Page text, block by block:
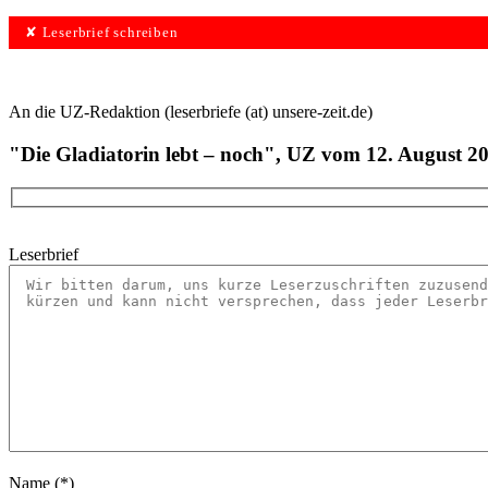
✘ Leserbrief schreiben
An die UZ-Redaktion (leserbriefe (at) unsere-zeit.de)
"Die Gladiatorin lebt – noch", UZ vom 12. August
Leserbrief
Name (*)